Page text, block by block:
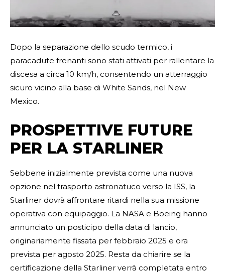
Dopo la separazione dello scudo termico, i
paracadute frenanti sono stati attivati per rallentare la
discesa a circa 10 km/h, consentendo un atterraggio
sicuro vicino alla base di White Sands, nel New
Mexico.
PROSPETTIVE FUTURE
PER LA STARLINER
Sebbene inizialmente prevista come una nuova
opzione nel trasporto astronatuco verso la ISS, la
Starliner dovrà affrontare ritardi nella sua missione
operativa con equipaggio. La NASA e Boeing hanno
annunciato un posticipo della data di lancio,
originariamente fissata per febbraio 2025 e ora
prevista per agosto 2025. Resta da chiarire se la
certificazione della Starliner verrà completata entro